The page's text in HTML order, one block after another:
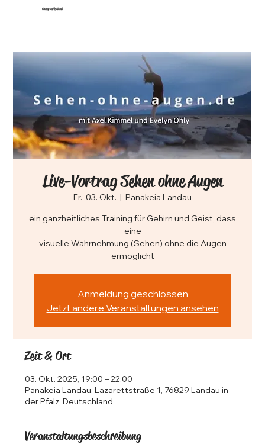
CampusNeuland
Live-Vortrag Sehen ohne Augen
Fr., 03. Okt.
  |
Panakeia Landau
ein ganzheitliches Training für Gehirn und Geist, dass
eine
visuelle Wahrnehmung (Sehen) ohne die Augen
ermöglicht
Anmeldung geschlossen
Jetzt andere Veranstaltungen ansehen
Zeit & Ort
03. Okt. 2025, 19:00 – 22:00
Panakeia Landau, Lazarettstraße 1, 76829 Landau in
der Pfalz, Deutschland
Veranstaltungsbeschreibung